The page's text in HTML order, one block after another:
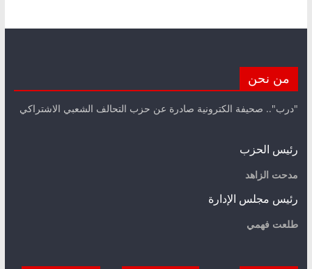
من نحن
"درب".. صحيفة الكترونية صادرة عن حزب التحالف الشعبي الاشتراكي
رئيس الحزب
مدحت الزاهد
رئيس مجلس الإدارة
طلعت فهمي